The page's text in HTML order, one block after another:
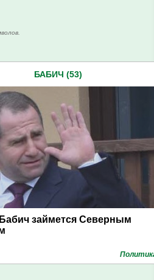
БАБИЧ (53)
займется Северным